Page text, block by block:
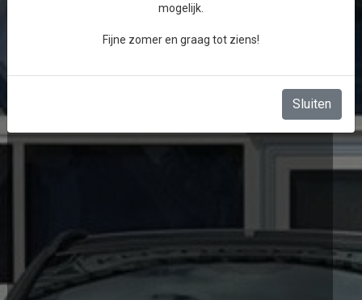
mogelijk.
Fijne zomer en graag tot ziens!
Sluiten